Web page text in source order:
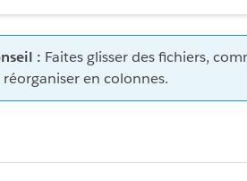
: Faites glisser des fichiers,
réorganiser en colonnes.